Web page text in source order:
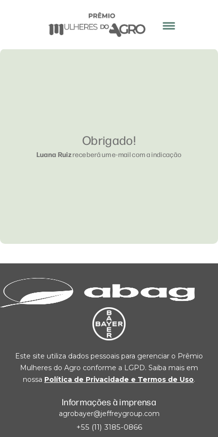
Obrigado!
Luana Ruizreceberá um e-mail com a indicação
Este site utiliza dados pessoais para gerenciar o Prêmio
Mulheres do Agro conforme a LGPD. Saiba mais em
nossa Política de Privacidade e Termos de Uso.
Informações à imprensa
agrobayer@jeffreygroup.com
+55 (11) 3185-0866